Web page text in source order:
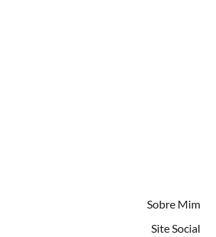
Sobre Mim
Site Social